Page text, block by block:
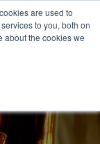
are used to
to you, both on
about the cookies we